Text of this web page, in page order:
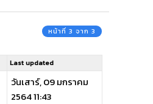
หน้าที่ 3 จาก 3
Last updated
วันเสาร์, 09 มกราคม
2564 11:43